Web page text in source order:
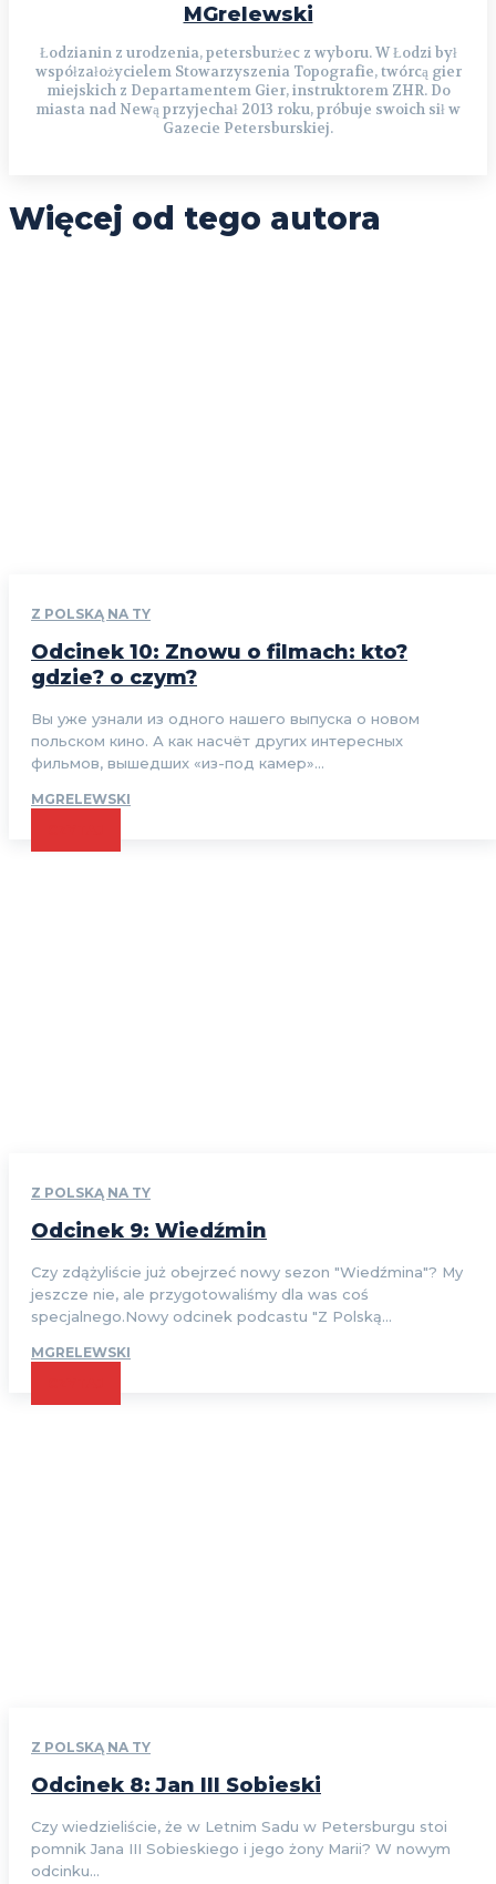
MGrelewski
Łodzianin z urodzenia, petersburżec z wyboru. W Łodzi był
współzałożycielem Stowarzyszenia Topografie, twórcą gier
miejskich z Departamentem Gier, instruktorem ZHR. Do
miasta nad Newą przyjechał 2013 roku, próbuje swoich sił w
Gazecie Petersburskiej.
Więcej od tego autora
Z POLSKĄ NA TY
Odcinek 10: Znowu o filmach: kto?
gdzie? o czym?
Вы уже узнали из одного нашего выпуска о новом
польском кино. А как насчёт других интересных
фильмов, вышедших «из-под камер»...
MGRELEWSKI
Z POLSKĄ NA TY
Odcinek 9: Wiedźmin
Czy zdążyliście już obejrzeć nowy sezon "Wiedźmina"? My
jeszcze nie, ale przygotowaliśmy dla was coś
specjalnego.Nowy odcinek podcastu "Z Polską...
MGRELEWSKI
Z POLSKĄ NA TY
Odcinek 8: Jan III Sobieski
Czy wiedzieliście, że w Letnim Sadu w Petersburgu stoi
pomnik Jana III Sobieskiego i jego żony Marii? W nowym
odcinku...